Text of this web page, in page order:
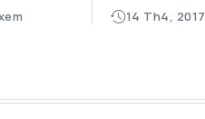
14 Th4, 2017